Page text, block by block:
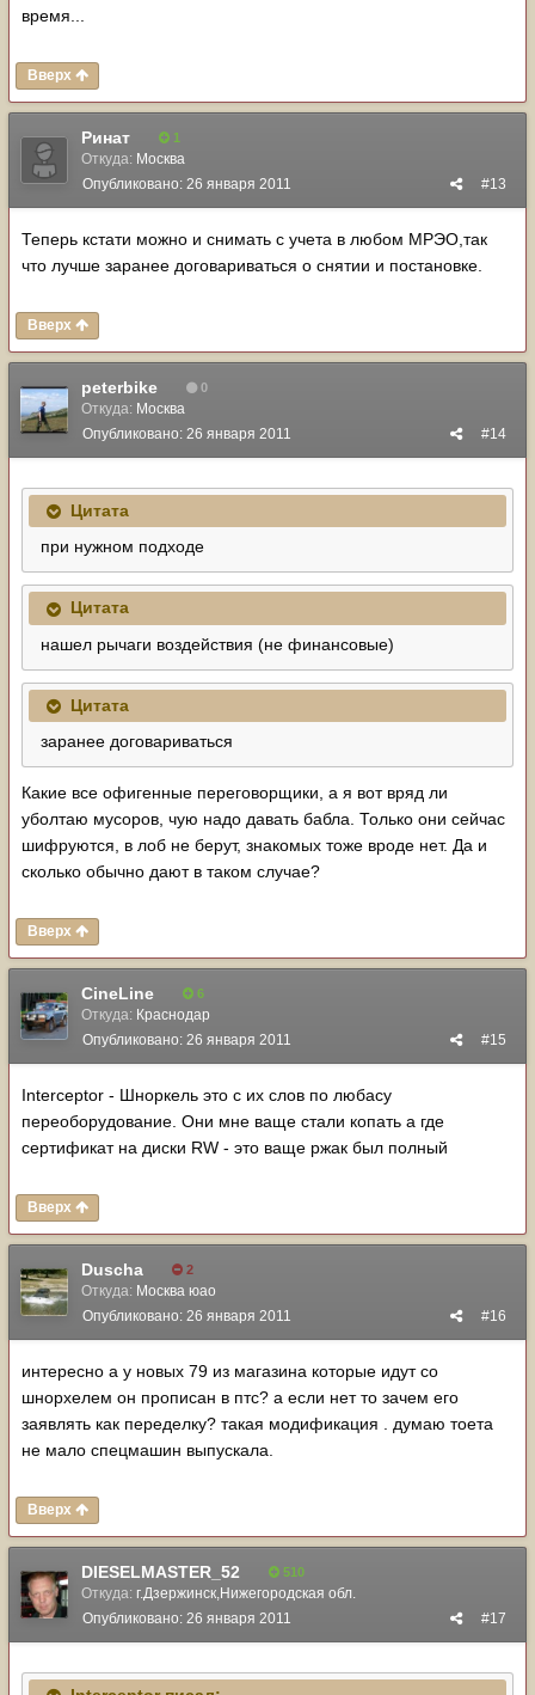
время...
Вверх
Ринат 1
Откуда: Москва
#13
Опубликовано: 26 января 2011
Теперь кстати можно и снимать с учета в любом МРЭО,так
что лучше заранее договариваться о снятии и постановке.
Вверх
peterbike 0
Откуда: Москва
#14
Опубликовано: 26 января 2011
Цитата
при нужном подходе
Цитата
нашел рычаги воздействия (не финансовые)
Цитата
заранее договариваться
Какие все офигенные переговорщики, а я вот вряд ли
уболтаю мусоров, чую надо давать бабла. Только они сейчас
шифруются, в лоб не берут, знакомых тоже вроде нет. Да и
сколько обычно дают в таком случае?
Вверх
CineLine 6
Откуда: Краснодар
#15
Опубликовано: 26 января 2011
Interceptor - Шноркель это с их слов по любасу
переоборудование. Они мне ваще стали копать а где
сертификат на диски RW - это ваще ржак был полный
Вверх
Duscha 2
Откуда: Москва юао
#16
Опубликовано: 26 января 2011
интересно а у новых 79 из магазина которые идут со
шнорхелем он прописан в птс? а если нет то зачем его
заявлять как переделку? такая модификация . думаю тоета
не мало спецмашин выпускала.
Вверх
DIESELMASTER_52 510
Откуда: г.Дзержинск,Нижегородская обл.
#17
Опубликовано: 26 января 2011